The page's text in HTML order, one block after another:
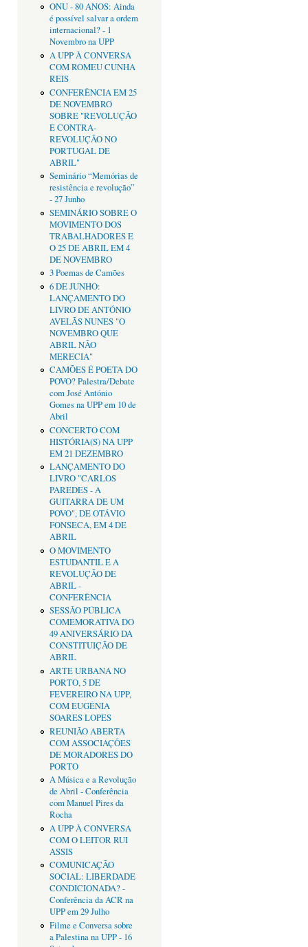
ONU - 80 ANOS: Ainda
é possível salvar a ordem
internacional? - 1
Novembro na UPP
A UPP À CONVERSA
COM ROMEU CUNHA
REIS
CONFERÊNCIA EM 25
DE NOVEMBRO
SOBRE "REVOLUÇÃO
E CONTRA-
REVOLUÇÃO NO
PORTUGAL DE
ABRIL"
Seminário “Memórias de
resistência e revolução”
- 27 Junho
SEMINÁRIO SOBRE O
MOVIMENTO DOS
TRABALHADORES E
O 25 DE ABRIL EM 4
DE NOVEMBRO
3 Poemas de Camões
6 DE JUNHO:
LANÇAMENTO DO
LIVRO DE ANTÓNIO
AVELÃS NUNES "O
NOVEMBRO QUE
ABRIL NÃO
MERECIA"
CAMÕES É POETA DO
POVO? Palestra/Debate
com José António
Gomes na UPP em 10 de
Abril
CONCERTO COM
HISTÓRIA(S) NA UPP
EM 21 DEZEMBRO
LANÇAMENTO DO
LIVRO "CARLOS
PAREDES - A
GUITARRA DE UM
POVO", DE OTÁVIO
FONSECA, EM 4 DE
ABRIL
O MOVIMENTO
ESTUDANTIL E A
REVOLUÇÃO DE
ABRIL -
CONFERÊNCIA
SESSÃO PÚBLICA
COMEMORATIVA DO
49 ANIVERSÁRIO DA
CONSTITUIÇÃO DE
ABRIL
ARTE URBANA NO
PORTO, 5 DE
FEVEREIRO NA UPP,
COM EUGÉNIA
SOARES LOPES
REUNIÃO ABERTA
COM ASSOCIAÇÕES
DE MORADORES DO
PORTO
A Música e a Revolução
de Abril - Conferência
com Manuel Pires da
Rocha
A UPP À CONVERSA
COM O LEITOR RUI
ASSIS
COMUNICAÇÃO
SOCIAL: LIBERDADE
CONDICIONADA? -
Conferência da ACR na
UPP em 29 Julho
Filme e Conversa sobre
a Palestina na UPP - 16